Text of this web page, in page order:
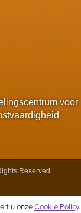
voor
Reserved.
u onzeCookie Policy.